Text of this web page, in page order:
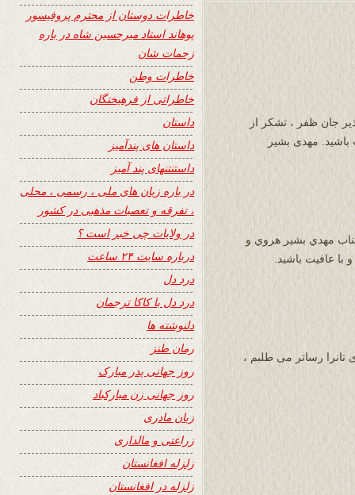
جان ظفر ، تشکر از
مهدی بشیر
مهدي بشير هروي و
تانرا رساتر می طلبم ،
خاطرات دوستان از محترم پروفیسور
پوهاند استاد میرحسین شاه در باره
زحمات شان
خاطرات وطن
خاطراتی از فرهیختگان
داستان
داستان های پندآمیز
داستنتنهای پند آمیز
در باره زبان های ملی ، رسمی ، محلی
، تفرقه و تعصبات مذهبی در کشور
در ولایات چی خبر است ؟
درباره سایت ۲۴ ساعت
درد دل
درد دل با کاکا ترجمان
دلنوشته ها
رمان طنز
روز جهانی پدر مبارک
روز جهانی زن مبارکباد
زبان مادری
زراعتی و مالداری
زلزله افغانستان
زلزله در افغانستان